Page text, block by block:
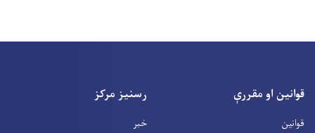
قوانین او مقررې
قوانین
رسنیز مرکز
خبر